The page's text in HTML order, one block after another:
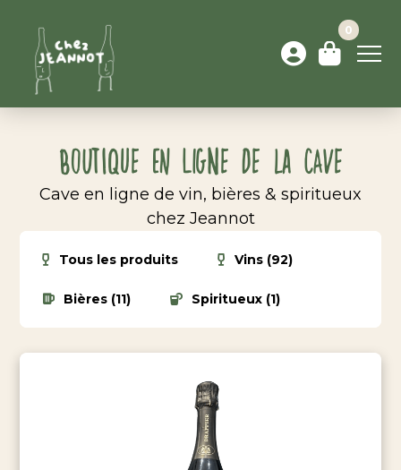
0
Boutique en ligne de la cave
Cave en ligne de vin, bières & spiritueux
chez Jeannot
Tous les produits Vins (92)
Bières (11) Spiritueux (1)